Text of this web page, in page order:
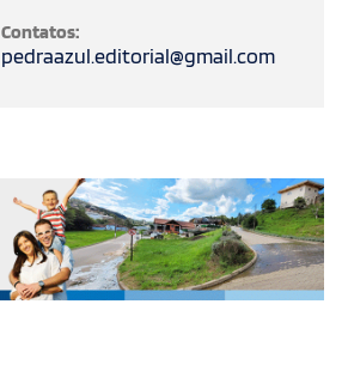
Contatos:
pedraazul.editorial@gmail.com